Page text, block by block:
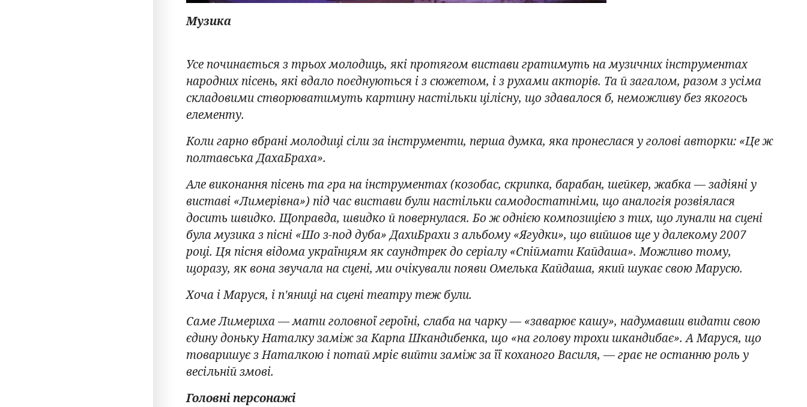
Музика
Усе починається з трьох молодиць, які протягом вистави гратимуть на музичних інструментах
народних пісень, які вдало поєднуються і з сюжетом, і з рухами акторів. Та й загалом, разом з усіма
складовими створюватимуть картину настільки цілісну, що здавалося б, неможливу без якогось
елементу.
Коли гарно вбрані молодиці сіли за інструменти, перша думка, яка пронеслася у голові авторки: «Це ж
полтавська ДахаБраха».
Але виконання пісень та гра на інструментах (козобас, скрипка, барабан, шейкер, жабка — задіяні у
виставі «Лимерівна») під час вистави були настільки самодостатніми, що аналогія розвіялася
досить швидко. Щоправда, швидко й повернулася. Бо ж однією композицією з тих, що лунали на сцені
була музика з пісні «Шо з-под дуба» ДахиБрахи з альбому «Ягудки», що вийшов ще у далекому 2007
році. Ця пісня відома українцям як саундтрек до серіалу «Спіймати Кайдаша». Можливо тому,
щоразу, як вона звучала на сцені, ми очікували появи Омелька Кайдаша, який шукає свою Марусю.
Хоча і Маруся, і п'яниці на сцені театру теж були.
Саме Лимериха — мати головної героїні, слаба на чарку — «заварює кашу», надумавши видати свою
єдину доньку Наталку заміж за Карпа Шкандибенка, що «на голову трохи шкандибає». А Маруся, що
товаришує з Наталкою і потай мріє вийти заміж за її коханого Василя, — грає не останню роль у
весільній змові.
Головні персонажі